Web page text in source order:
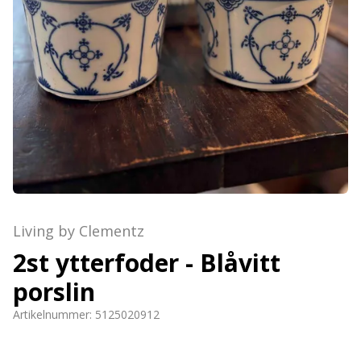
Living by Clementz
2st ytterfoder - Blåvitt
porslin
Artikelnummer: 5125020912